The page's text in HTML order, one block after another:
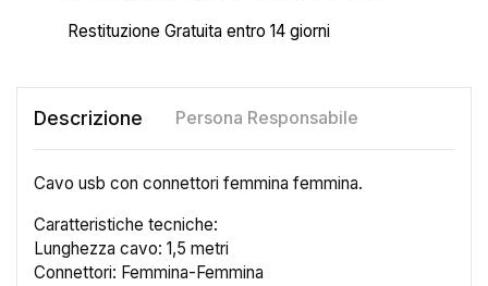
Restituzione Gratuita entro 14 giorni
Descrizione Persona Responsabile
Cavo usb con connettori femmina femmina.
Caratteristiche tecniche:
Lunghezza cavo: 1,5 metri
Connettori: Femmina-Femmina